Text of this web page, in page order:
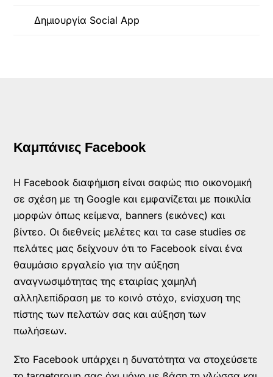
Δημιουργία Social App
Καμπάνιες Facebook
Η Facebook διαφήμιση είναι σαφώς πιο οικονομική
σε σχέση με τη Google και εμφανίζεται με ποικιλία
μορφών όπως κείμενα, banners (εικόνες) και
βίντεο. Οι διεθνείς μελέτες και τα case studies σε
πελάτες μας δείχνουν ότι το Facebook είναι ένα
θαυμάσιο εργαλείο για την αύξηση
αναγνωσιμότητας της εταιρίας χαμηλή
αλληλεπίδραση με το κοινό στόχο, ενίσχυση της
πίστης των πελατών σας και αύξηση των
πωλήσεων.
Στο Facebook υπάρχει η δυνατότητα να στοχεύσετε